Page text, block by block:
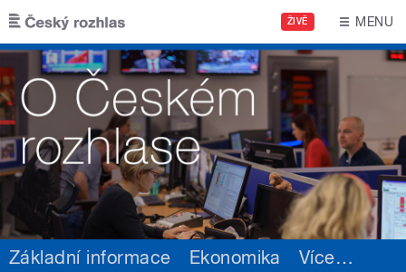
Přejít k hlavnímu obsahu
ŽIVĚ MENU
Základní informace Ekonomika Více…